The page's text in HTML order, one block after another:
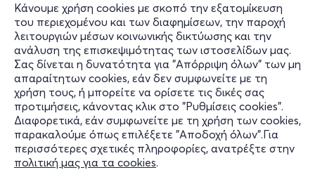
Κάνουμε χρήση cookies με σκοπό την εξατομίκευση
του περιεχομένου και των διαφημίσεων, την παροχή
λειτουργιών μέσων κοινωνικής δικτύωσης και την
ανάλυση της επισκεψιμότητας των ιστοσελίδων μας.
Σας δίνεται η δυνατότητα για "Απόρριψη όλων" των μη
απαραίτητων cookies, εάν δεν συμφωνείτε με τη
χρήση τους, ή μπορείτε να ορίσετε τις δικές σας
προτιμήσεις, κάνοντας κλικ στο "Ρυθμίσεις cookies".
Διαφορετικά, εάν συμφωνείτε με τη χρήση των cookies,
παρακαλούμε όπως επιλέξετε "Αποδοχή όλων".Για
περισσότερες σχετικές πληροφορίες, ανατρέξτε στην
πολιτική μας για τα cookies.